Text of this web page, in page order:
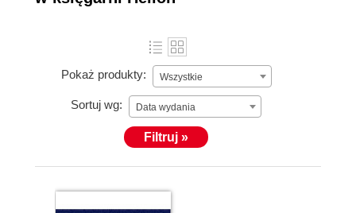
Pokaż produkty: Wszystkie
Sortuj wg: Data wydania
Filtruj »